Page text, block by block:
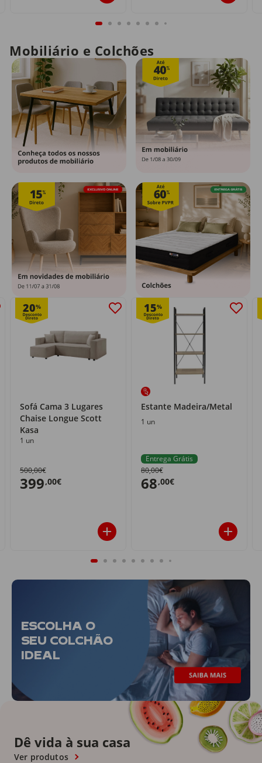
Mobiliário e Colchões
20%
Sofá Cama 3 Lugares
Chaise Longue Scott
Kasa
1 un
500,00€
399,00€
15%
Estante Madeira/Metal
1 un
Entrega Grátis
80,00€
68,00€
ESCOLHA O
SEU COLCHÃO
IDEAL
Dê vida à sua casa
Ver produtos